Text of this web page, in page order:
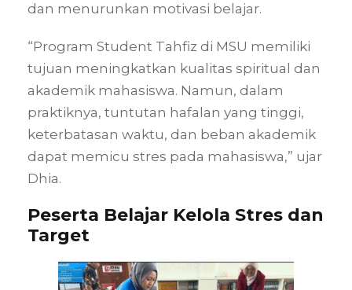
dan menurunkan motivasi belajar.
“Program Student Tahfiz di MSU memiliki
tujuan meningkatkan kualitas spiritual dan
akademik mahasiswa. Namun, dalam
praktiknya, tuntutan hafalan yang tinggi,
keterbatasan waktu, dan beban akademik
dapat memicu stres pada mahasiswa,” ujar
Dhia.
Peserta Belajar Kelola Stres dan
Target